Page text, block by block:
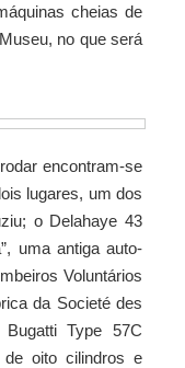
cheias de
no que será
encontram-se
lugares, um dos
o Delahaye 43
uma antiga auto-
Voluntários
da Societé des
Type 57C
oito cilindros e